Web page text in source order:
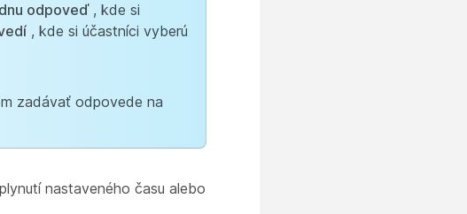
odpoveď, kde si
, kde si účastníci vyberú
zadávať odpovede na
nastaveného času alebo